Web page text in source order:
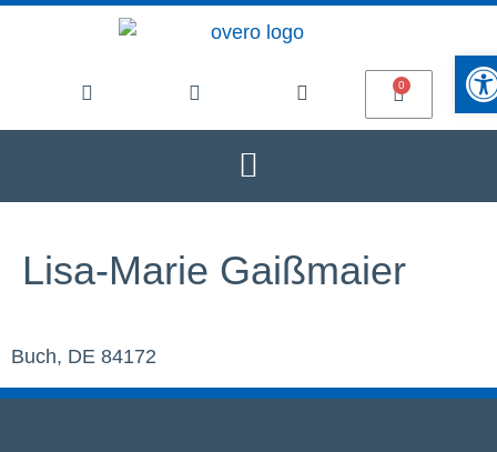
Lisa-Marie Gaißmaier
Buch, DE 84172